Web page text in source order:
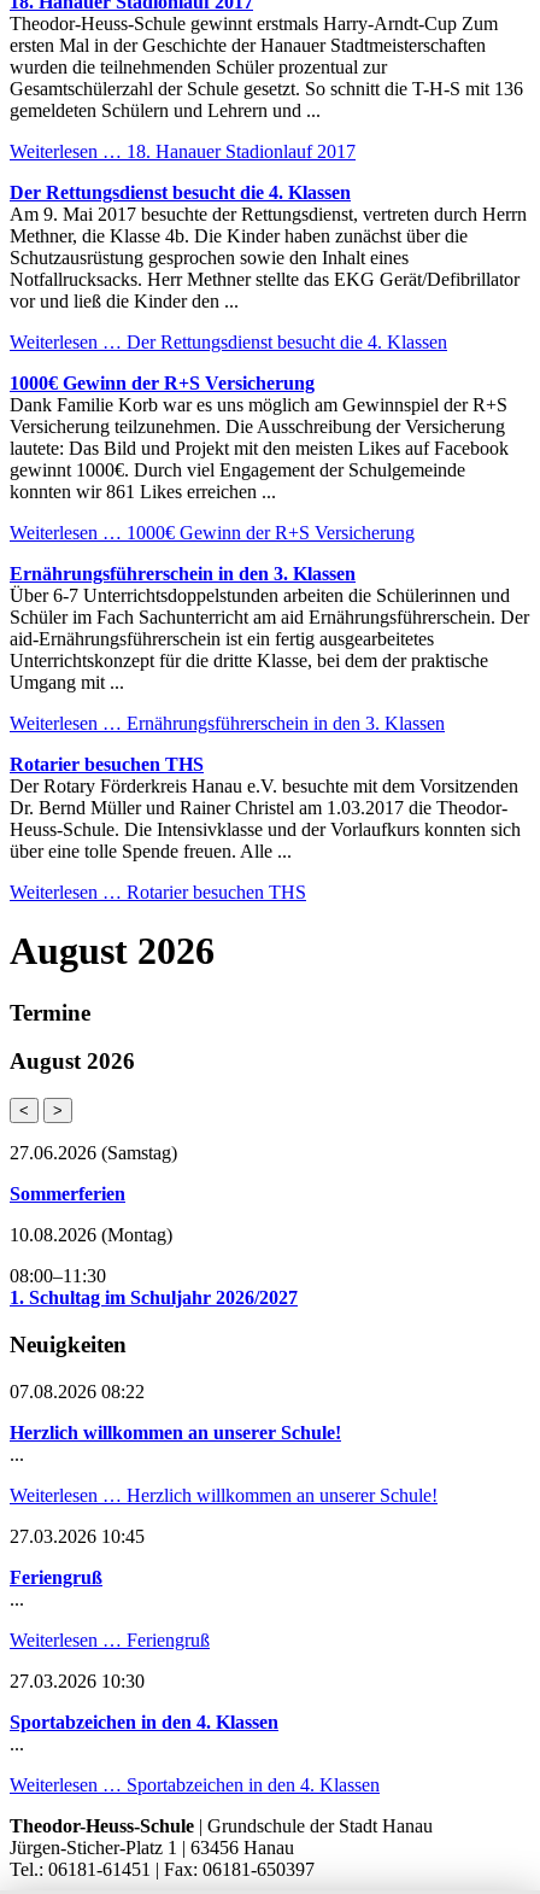
Theodor-Heuss-Schule gewinnt erstmals Harry-Arndt-Cup Zum
ersten Mal in der Geschichte der Hanauer Stadtmeisterschaften
wurden die teilnehmenden Schüler prozentual zur
Gesamtschülerzahl der Schule gesetzt. So schnitt die T-H-S mit 136
gemeldeten Schülern und Lehrern und ...
Weiterlesen … 18. Hanauer Stadionlauf 2017
Der Rettungsdienst besucht die 4. Klassen
Am 9. Mai 2017 besuchte der Rettungsdienst, vertreten durch Herrn
Methner, die Klasse 4b. Die Kinder haben zunächst über die
Schutzausrüstung gesprochen sowie den Inhalt eines
Notfallrucksacks. Herr Methner stellte das EKG Gerät/Defibrillator
vor und ließ die Kinder den ...
Weiterlesen … Der Rettungsdienst besucht die 4. Klassen
1000€ Gewinn der R+S Versicherung
Dank Familie Korb war es uns möglich am Gewinnspiel der R+S
Versicherung teilzunehmen. Die Ausschreibung der Versicherung
lautete: Das Bild und Projekt mit den meisten Likes auf Facebook
gewinnt 1000€. Durch viel Engagement der Schulgemeinde
konnten wir 861 Likes erreichen ...
Weiterlesen … 1000€ Gewinn der R+S Versicherung
Ernährungsführerschein in den 3. Klassen
Über 6-7 Unterrichtsdoppelstunden arbeiten die Schülerinnen und
Schüler im Fach Sachunterricht am aid Ernährungsführerschein. Der
aid-Ernährungsführerschein ist ein fertig ausgearbeitetes
Unterrichtskonzept für die dritte Klasse, bei dem der praktische
Umgang mit ...
Weiterlesen … Ernährungsführerschein in den 3. Klassen
Rotarier besuchen THS
Der Rotary Förderkreis Hanau e.V. besuchte mit dem Vorsitzenden
Dr. Bernd Müller und Rainer Christel am 1.03.2017 die Theodor-
Heuss-Schule. Die Intensivklasse und der Vorlaufkurs konnten sich
über eine tolle Spende freuen. Alle ...
Weiterlesen … Rotarier besuchen THS
August 2026
Termine
August 2026
< >
27.06.2026 (Samstag)
Sommerferien
10.08.2026 (Montag)
08:00–11:30
1. Schultag im Schuljahr 2026/2027
Neuigkeiten
07.08.2026 08:22
Herzlich willkommen an unserer Schule!
...
Weiterlesen … Herzlich willkommen an unserer Schule!
27.03.2026 10:45
Feriengruß
...
Weiterlesen … Feriengruß
27.03.2026 10:30
Sportabzeichen in den 4. Klassen
...
Weiterlesen … Sportabzeichen in den 4. Klassen
Theodor-Heuss-Schule | Grundschule der Stadt Hanau
Jürgen-Sticher-Platz 1 | 63456 Hanau
Tel.: 06181-61451 | Fax: 06181-650397